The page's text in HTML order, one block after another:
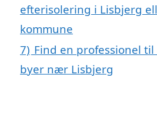
efterisolering i Lisbjerg
kommune
7) Find en professionel
byer nær Lisbjerg